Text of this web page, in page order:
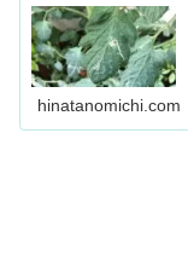
hinatanomichi.com